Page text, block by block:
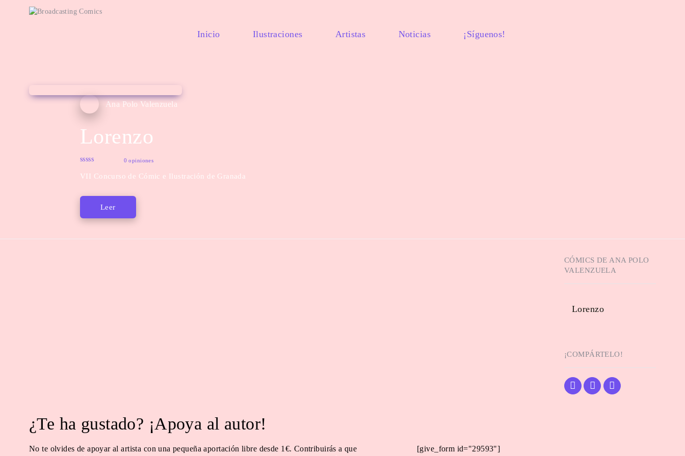
Inicio Ilustraciones Artistas Noticias ¡Síguenos!
Ana Polo Valenzuela
Lorenzo
0 opiniones
VII Concurso de Cómic e Ilustración de Granada
Leer
¿Te ha gustado? ¡Apoya al autor!
No te olvides de apoyar al artista con una pequeña aportación libre desde 1€. Contribuirás a que
[give_form id="29593"]
CÓMICS DE ANA POLO
VALENZUELA
Lorenzo
¡COMPÁRTELO!